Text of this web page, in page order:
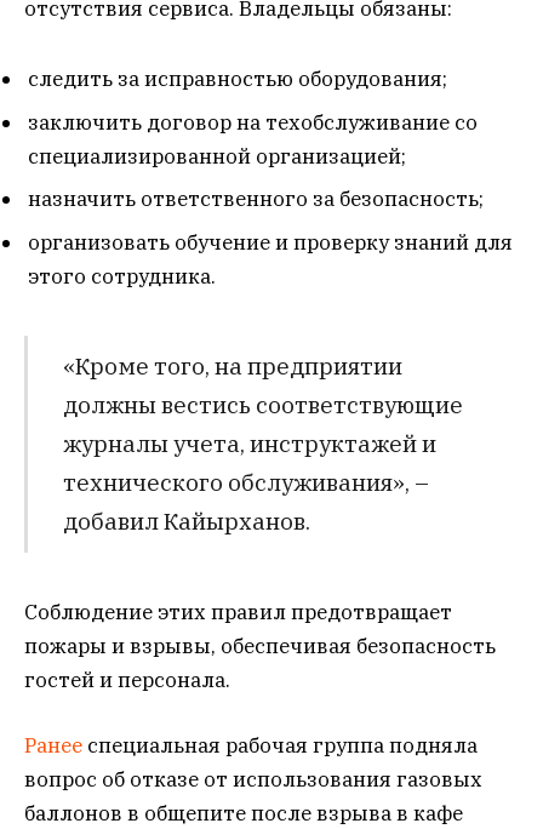
отсутствия сервиса. Владельцы обязаны:
следить за исправностью оборудования;
заключить договор на техобслуживание со
специализированной организацией;
назначить ответственного за безопасность;
организовать обучение и проверку знаний для
этого сотрудника.
«Кроме того, на предприятии
должны вестись соответствующие
журналы учета, инструктажей и
технического обслуживания», –
добавил Кайырханов.
Соблюдение этих правил предотвращает
пожары и взрывы, обеспечивая безопасность
гостей и персонала.
Ранее специальная рабочая группа подняла
вопрос об отказе от использования газовых
баллонов в общепите после взрыва в кафе